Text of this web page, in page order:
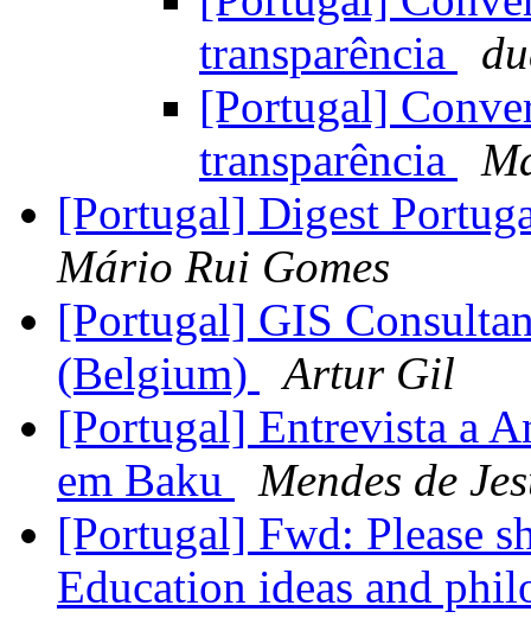
transparência
[Portugal]
transparência
[Portugal] Digest
Mário Rui Gomes
[Portugal] GIS
(Belgium)
Artur Gil
[Portugal] Entrevista a
em Baku
Mendes de
[Portugal] Fwd: Please
Education ideas and